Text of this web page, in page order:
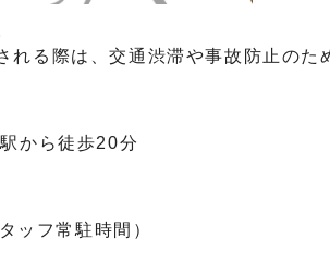
れる際は、交通渋滞や事故防止のた
から徒歩20分
ッフ常駐時間）